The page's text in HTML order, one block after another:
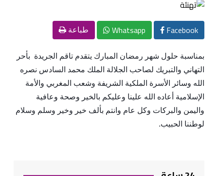
Facebook
Whatsapp طباعة
بمناسبة حلول شهر رمضان المبارك يتقدم تاقم الجريدة بأحر
التهاني والتبريك لصاحب الجلالة الملك محمد السادس نصره
الله وسائر الأسرة الملكية الشريفة وشعب المغربي والأمة
الإسلامية أعاده الله علينا وعليكم بالخير وصحة وعافية
واليمن والبركات وكل عام وانتم بألف خير وخير وسلم وسلام
لوطننا الحبيب.